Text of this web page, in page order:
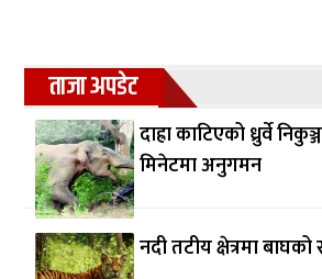
ताजा अपडेट
दाह्रा काटिएको ध्रुर्वे
मिनेटमा अनुगमन
नदी तटीय क्षेत्रमा